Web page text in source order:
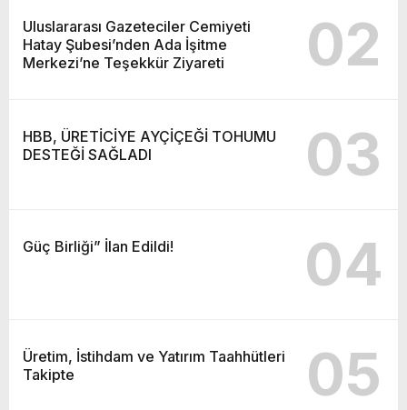
Uluslararası Gazeteciler Cemiyeti
Hatay Şubesi’nden Ada İşitme
Merkezi’ne Teşekkür Ziyareti
02
HBB, ÜRETİCİYE AYÇİÇEĞİ TOHUMU
DESTEĞİ SAĞLADI
03
Güç Birliği” İlan Edildi! 04
Üretim, İstihdam ve Yatırım Taahhütleri
Takipte
05